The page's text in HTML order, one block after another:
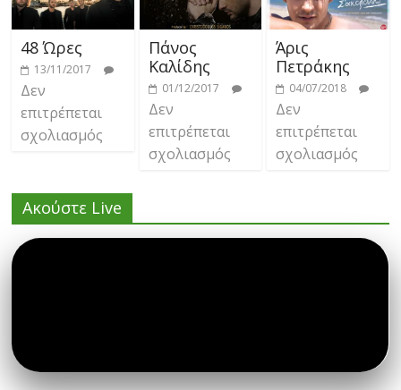
48 Ώρες
13/11/2017
Δεν
επιτρέπεται
σχολιασμός
Πάνος
Καλίδης
01/12/2017
Δεν
επιτρέπεται
σχολιασμός
Άρις
Πετράκης
04/07/2018
Δεν
επιτρέπεται
σχολιασμός
Ακούστε Live